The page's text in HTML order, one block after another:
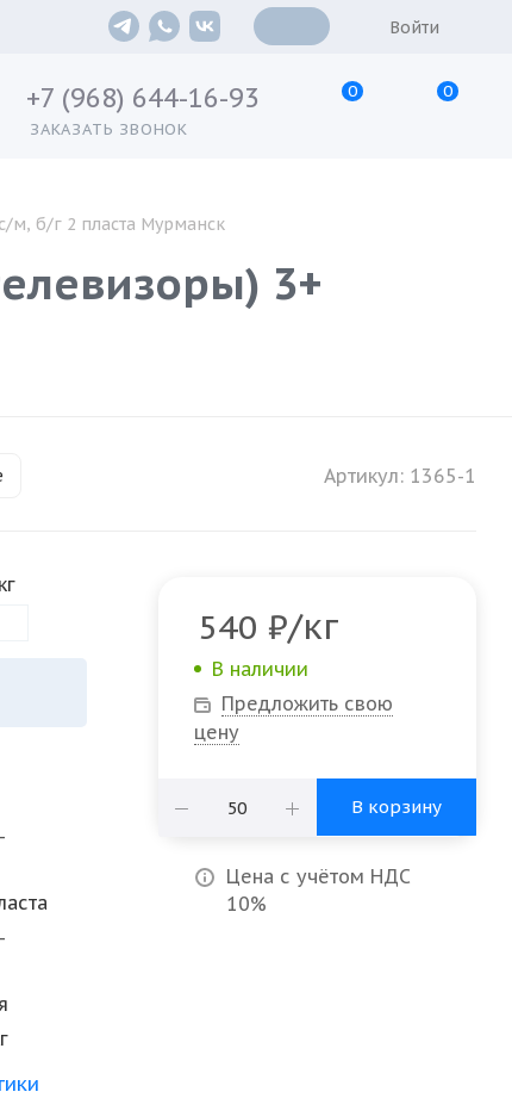
Войти
+7 (968) 644-16-93
ЗАКАЗАТЬ ЗВОНОК
0 0
м, б/г 2 пласта Мурманск
3+
Артикул: 1365-1
540 ₽/кг
В наличии
Предложить свою
цену
В корзину
Цена с учётом НДС
10%